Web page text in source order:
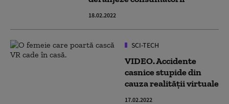
18.02.2022
SCI-TECH
VIDEO. Accidente
casnice stupide din
cauza realității virtuale
17.02.2022